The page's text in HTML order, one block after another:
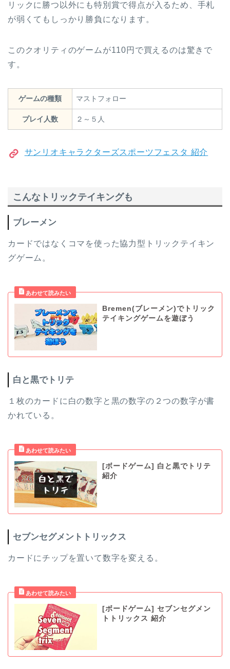
リックに勝つ以外にも特別賞で得点が入るため、手札
が弱くてもしっかり勝負になります。
このクオリティのゲームが110円で買えるのは驚きで
す。
ゲームの種類 マストフォロー
プレイ人数 ２～５人
サンリオキャラクターズスポーツフェスタ 紹介
こんなトリックテイキングも
ブレーメン
カードではなくコマを使った協力型トリックテイキン
グゲーム。
Bremen(ブレーメン)でトリック
テイキングゲームを遊ぼう
白と黒でトリテ
１枚のカードに白の数字と黒の数字の２つの数字が書
かれている。
[ボードゲーム] 白と黒でトリテ
紹介
セブンセグメントトリックス
カードにチップを置いて数字を変える。
[ボードゲーム] セブンセグメン
トトリックス 紹介